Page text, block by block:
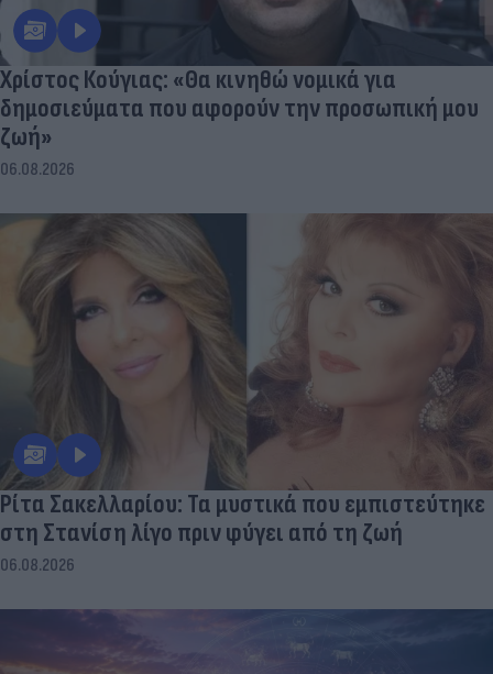
Χρίστος Κούγιας: «Θα κινηθώ νομικά για
δημοσιεύματα που αφορούν την προσωπική μου
ζωή»
06.08.2026
Ρίτα Σακελλαρίου: Τα μυστικά που εμπιστεύτηκε
στη Στανίση λίγο πριν φύγει από τη ζωή
06.08.2026